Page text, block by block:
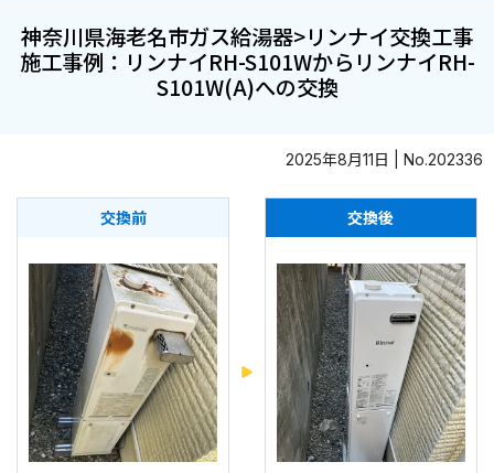
神奈川県海老名市ガス給湯器>リンナイ交換工事
施工事例：リンナイRH-S101WからリンナイRH-
S101W(A)への交換
2025年8月11日 | No.202336
交換前 交換後